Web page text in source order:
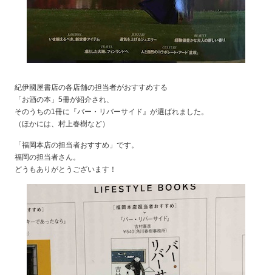
紀伊國屋書店の各店舗の担当者がおすすめする
「お酒の本」5冊が紹介され、
そのうちの1冊に『バー・リバーサイド』が選ばれました。
（ほかには、村上春樹など）
「福岡本店の担当者おすすめ」です。
福岡の担当者さん。
どうもありがとうございます！